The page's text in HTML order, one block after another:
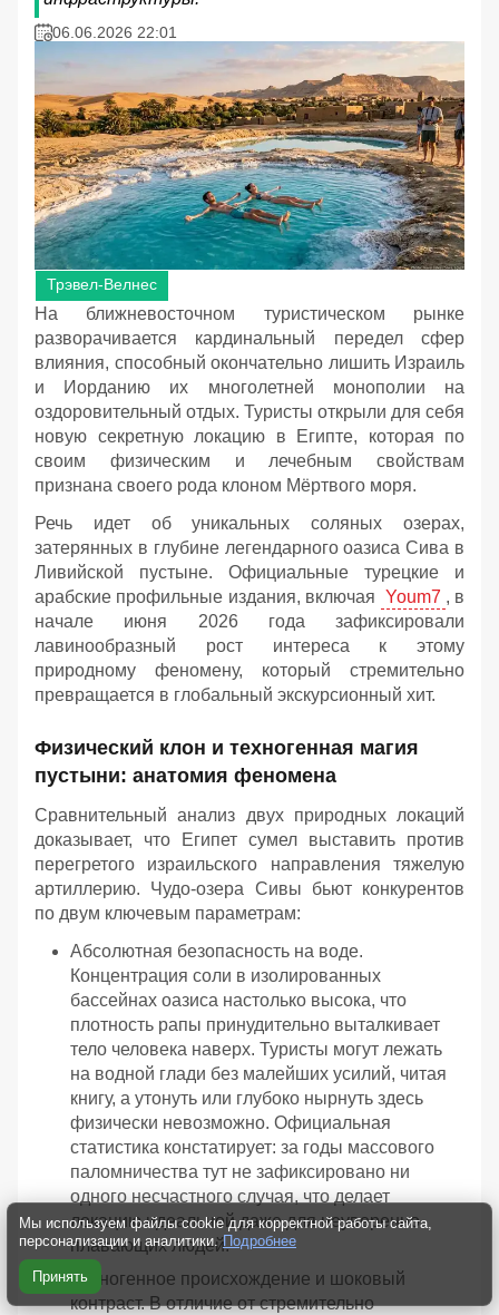
06.06.2026 22:01
Трэвел-Велнес
На ближневосточном туристическом рынке
разворачивается кардинальный передел сфер
влияния, способный окончательно лишить Израиль
и Иорданию их многолетней монополии на
оздоровительный отдых. Туристы открыли для себя
новую секретную локацию в Египте, которая по
своим физическим и лечебным свойствам
признана своего рода клоном Мёртвого моря.
Речь идет об уникальных соляных озерах,
затерянных в глубине легендарного оазиса Сива в
Ливийской пустыне. Официальные турецкие и
арабские профильные издания, включая
Youm7 , в
начале июня 2026 года зафиксировали
лавинообразный рост интереса к этому
природному феномену, который стремительно
превращается в глобальный экскурсионный хит.
Физический клон и техногенная магия
пустыни: анатомия феномена
Сравнительный анализ двух природных локаций
доказывает, что Египет сумел выставить против
перегретого израильского направления тяжелую
артиллерию. Чудо-озера Сивы бьют конкурентов
по двум ключевым параметрам:
Абсолютная безопасность на воде.
Концентрация соли в изолированных
бассейнах оазиса настолько высока, что
плотность рапы принудительно выталкивает
тело человека наверх. Туристы могут лежать
на водной глади без малейших усилий, читая
книгу, а утонуть или глубоко нырнуть здесь
физически невозможно. Официальная
статистика констатирует: за годы массового
паломничества тут не зафиксировано ни
одного несчастного случая, что делает
локацию идеальной даже для неуверенно
плавающих людей.
Техногенное происхождение и шоковый
контраст. В отличие от стремительно
Мы используем файлы cookie для корректной работы сайта,
персонализации и аналитики. Подробнее
Принять